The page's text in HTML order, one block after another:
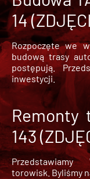
14
Rozpoczęte we
budową trasy
postępują.
inwestycji.
143
torowisk. Byliśmy